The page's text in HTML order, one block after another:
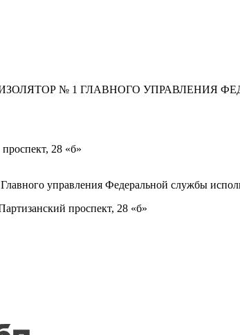
№ 1 ГЛАВНОГО УПРАВЛЕНИЯ
28 «б»
управления Федеральной службы
проспект, 28 «б»